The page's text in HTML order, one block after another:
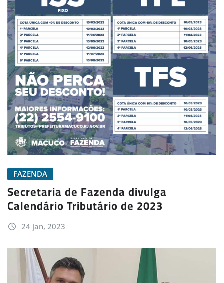
FAZENDA
Secretaria de Fazenda divulga
Calendário Tributário de 2023
24 jan, 2023